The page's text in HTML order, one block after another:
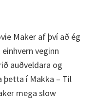
Maker af því að ég
veginn
auðveldara og
þetta í Makka – Til
mega slow